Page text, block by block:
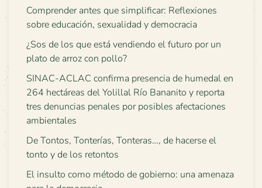
Comprender antes que simplificar: Reflexiones
sobre educación, sexualidad y democracia
¿Sos de los que está vendiendo el futuro por un
plato de arroz con pollo?
SINAC-ACLAC confirma presencia de humedal en
264 hectáreas del Yolillal Río Bananito y reporta
tres denuncias penales por posibles afectaciones
ambientales
De Tontos, Tonterías, Tonteras…, de hacerse el
tonto y de los retontos
El insulto como método de gobierno: una amenaza